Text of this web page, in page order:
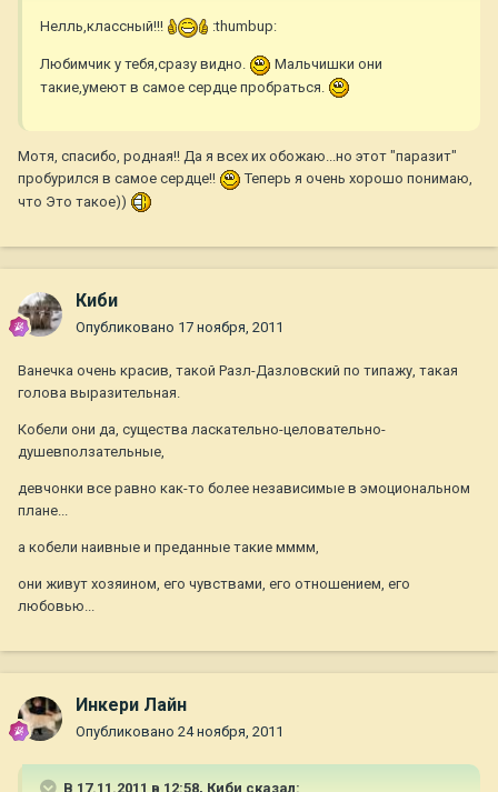
Нелль,классный!!! :thumbup:
Любимчик у тебя,сразу видно.
Мальчишки они
такие,умеют в самое сердце пробраться.
Мотя, спасибо, родная!! Да я всех их обожаю...но этот "паразит"
пробурился в самое сердце!!
Теперь я очень хорошо понимаю,
что Это такое))
Киби
Опубликовано 17 ноября, 2011
Ванечка очень красив, такой Разл-Дазловский по типажу, такая
голова выразительная.
Кобели они да, существа ласкательно-целовательно-
душевползательные,
девчонки все равно как-то более независимые в эмоциональном
плане...
а кобели наивные и преданные такие мммм,
они живут хозяином, его чувствами, его отношением, его
любовью...
Инкери Лайн
Опубликовано 24 ноября, 2011
В 17.11.2011 в 12:58, Киби сказал: